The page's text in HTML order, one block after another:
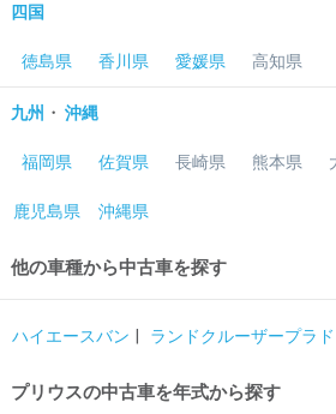
四国
徳島県 香川県 愛媛県 高知県
九州 ・ 沖縄
福岡県 佐賀県 長崎県 熊本県
鹿児島県 沖縄県
他の車種から中古車を探す
ハイエースバン ランドクルーザープラド
プリウスの中古車を年式から探す